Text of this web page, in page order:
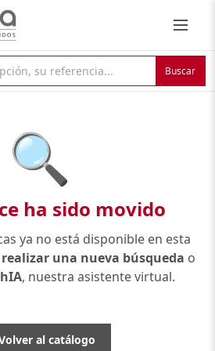
Buscar
🔍
ha sido movido
ya no está disponible en esta
realizar una nueva búsqueda o
, nuestra asistente virtual.
al catálogo